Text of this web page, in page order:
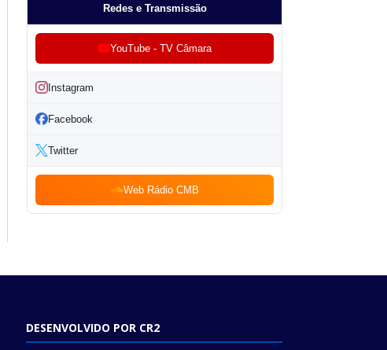
Redes e Transmissão
YouTube - TV Câmara
Instagram
Facebook
Twitter
Web Rádio CMB
DESENVOLVIDO POR CR2